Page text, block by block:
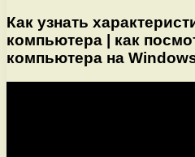
Как узнать
компьютера | как
компьютера на